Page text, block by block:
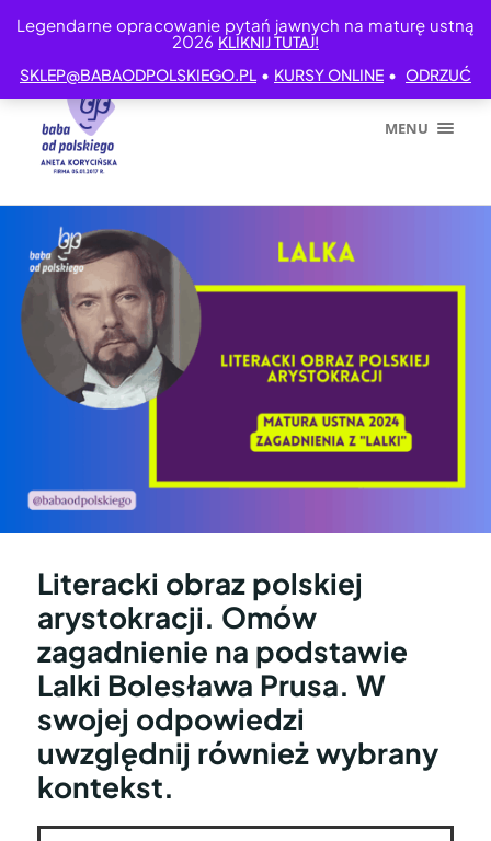
Legendarne opracowanie pytań jawnych na maturę ustną
2026 KLIKNIJ TUTAJ!
SKLEP@BABAODPOLSKIEGO.PL • KURSY ONLINE • ODRZUĆ
MENU
Literacki obraz polskiej
arystokracji. Omów
zagadnienie na podstawie
Lalki Bolesława Prusa. W
swojej odpowiedzi
uwzględnij również wybrany
kontekst.